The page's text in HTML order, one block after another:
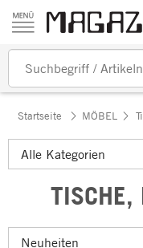
Zum Inhalt springen
Startseite MÖBEL
TISCHE,